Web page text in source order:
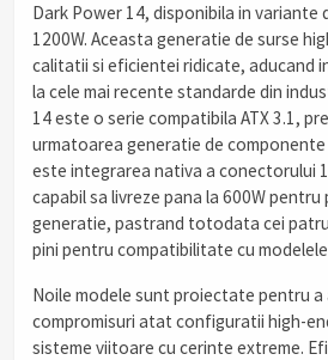
Dark Power 14, disponibila in variante
1200W. Aceasta generatie de surse
calitatii si eficientei ridicate, aducand
la cele mai recente standarde din
14 este o serie compatibila ATX 3.1,
urmatoarea generatie de
este integrarea nativa a conectorului
capabil sa livreze pana la 600W
generatie, pastrand totodata cei
pini pentru compatibilitate cu
Noile modele sunt proiectate pentru
compromisuri atat configuratii high-
sisteme viitoare cu cerinte extreme.